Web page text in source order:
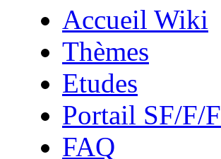
Accueil Wiki
Thèmes
Etudes
Portail SF/F/F
FAQ